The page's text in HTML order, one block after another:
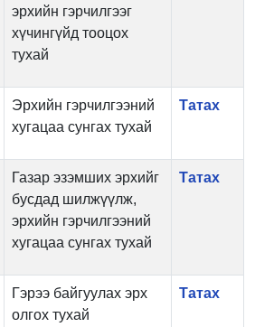
эрхийн гэрчилгээг
хүчингүйд тооцох
тухай
Эрхийн гэрчилгээний
хугацаа сунгах тухай
Татах
Газар эзэмших эрхийг
бусдад шилжүүлж,
эрхийн гэрчилгээний
хугацаа сунгах тухай
Татах
Гэрээ байгуулах эрх
олгох тухай
Татах